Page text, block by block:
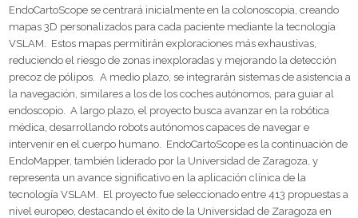
EndoCartoScope se centrará inicialmente en la colonoscopia, creando
mapas 3D personalizados para cada paciente mediante la tecnología
VSLAM. Estos mapas permitirán exploraciones más exhaustivas,
reduciendo el riesgo de zonas inexploradas y mejorando la detección
precoz de pólipos. A medio plazo, se integrarán sistemas de asistencia a
la navegación, similares a los de los coches autónomos, para guiar al
endoscopio. A largo plazo, el proyecto busca avanzar en la robótica
médica, desarrollando robots autónomos capaces de navegar e
intervenir en el cuerpo humano. EndoCartoScope es la continuación de
EndoMapper, también liderado por la Universidad de Zaragoza, y
representa un avance significativo en la aplicación clínica de la
tecnología VSLAM. El proyecto fue seleccionado entre 413 propuestas a
nivel europeo, destacando el éxito de la Universidad de Zaragoza en